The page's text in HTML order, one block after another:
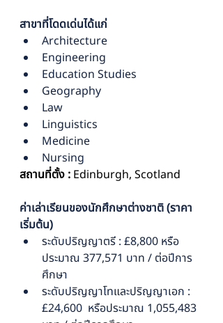
สาขาที่โดดเด่นได้แก่
Architecture
Engineering
Education Studies
Geography
Law
Linguistics
Medicine
Nursing
สถานที่ตั้ง : Edinburgh, Scotland
ค่าเล่าเรียนของนักศึกษาต่างชาติ (ราคา
เริ่มต้น)
ระดับปริญญาตรี : £8,800 หรือ
ประมาณ 377,571 บาท / ต่อปีการ
ศึกษา
ระดับปริญญาโทและปริญญาเอก :
£24,600  หรือประมาณ 1,055,483